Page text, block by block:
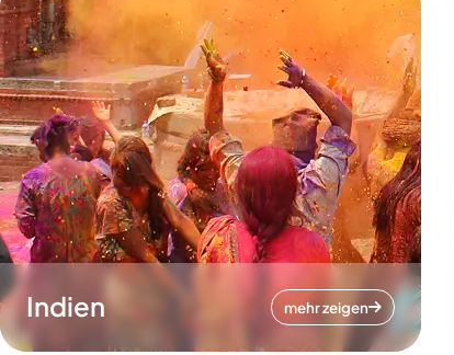
Indien mehr zeigen